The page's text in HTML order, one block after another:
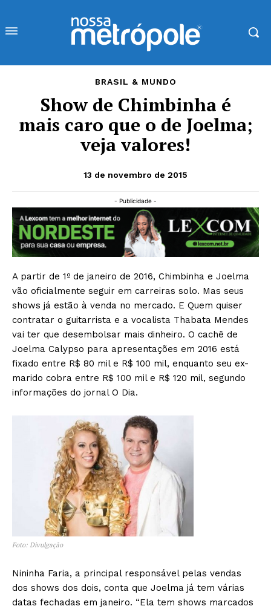
BRASIL & MUNDO
Show de Chimbinha é
mais caro que o de Joelma;
veja valores!
13 de novembro de 2015
- Publicidade -
A partir de 1º de janeiro de 2016, Chimbinha e Joelma
vão oficialmente seguir em carreiras solo. Mas seus
shows já estão à venda no mercado. E Quem quiser
contratar o guitarrista e a vocalista Thabata Mendes
vai ter que desembolsar mais dinheiro. O cachê de
Joelma Calypso para apresentações em 2016 está
fixado entre R$ 80 mil e R$ 100 mil, enquanto seu ex-
marido cobra entre R$ 100 mil e R$ 120 mil, segundo
informações do jornal O Dia.
Foto: Divulgação
Nininha Faria, a principal responsável pelas vendas
dos shows dos dois, conta que Joelma já tem várias
datas fechadas em janeiro. “Ela tem shows marcados